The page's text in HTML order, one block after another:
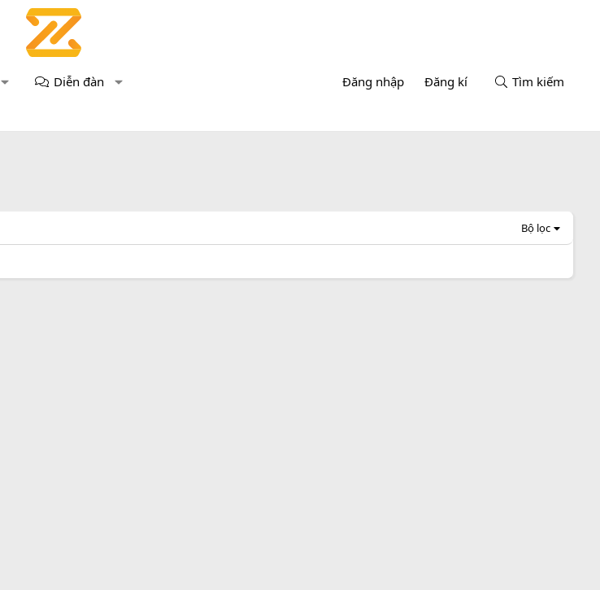
Diễn đàn Đăng nhập Đăng kí Tìm kiếm
Bộ lọc